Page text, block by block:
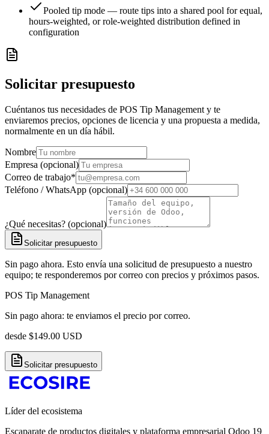
Pooled tip mode — route tips into a shared pool for equal,
hours-weighted, or role-weighted distribution defined in
configuration
Solicitar presupuesto
Cuéntanos tus necesidades de POS Tip Management y te
enviaremos precios, opciones de licencia y una propuesta a medida,
normalmente en un día hábil.
Nombre
Empresa (opcional)
Correo de trabajo*
Teléfono / WhatsApp (opcional)
¿Qué necesitas? (opcional)
Solicitar presupuesto
Sin pago ahora. Esto envía una solicitud de presupuesto a nuestro
equipo; te responderemos por correo con precios y próximos pasos.
POS Tip Management
Sin pago ahora: te enviamos el precio por correo.
desde $149.00 USD
Solicitar presupuesto
Líder del ecosistema
Escaparate de productos digitales y plataforma empresarial Odoo 19